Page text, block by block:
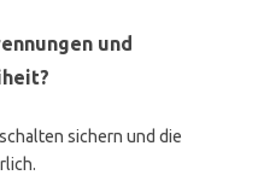
und
sichern und die